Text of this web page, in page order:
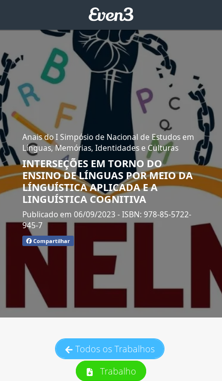
Anais do I Simpósio de Nacional de Estudos em
Línguas, Memórias, Identidades e Culturas
INTERSEÇÕES EM TORNO DO
ENSINO DE LÍNGUAS POR MEIO DA
LÍNGUÍSTICA APLICADA E A
LINGUÍSTICA COGNITIVA
Publicado em 06/09/2023 - ISBN: 978-85-5722-
945-7
Compartilhar
Todos os Trabalhos
Trabalho